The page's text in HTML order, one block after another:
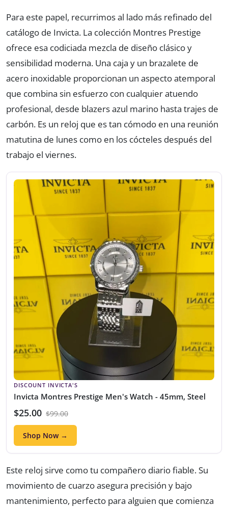
Para este papel, recurrimos al lado más refinado del
catálogo de Invicta. La colección Montres Prestige
ofrece esa codiciada mezcla de diseño clásico y
sensibilidad moderna. Una caja y un brazalete de
acero inoxidable proporcionan un aspecto atemporal
que combina sin esfuerzo con cualquier atuendo
profesional, desde blazers azul marino hasta trajes de
carbón. Es un reloj que es tan cómodo en una reunión
matutina de lunes como en los cócteles después del
trabajo el viernes.
DISCOUNT INVICTA'S
Invicta Montres Prestige Men's Watch - 45mm, Steel
$25.00 $99.00
Shop Now →
Este reloj sirve como tu compañero diario fiable. Su
movimiento de cuarzo asegura precisión y bajo
mantenimiento, perfecto para alguien que comienza